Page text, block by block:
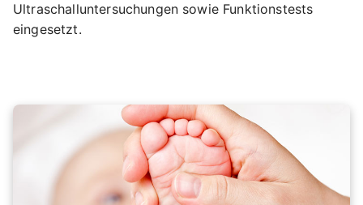
Ultraschalluntersuchungen sowie Funktionstests
eingesetzt.